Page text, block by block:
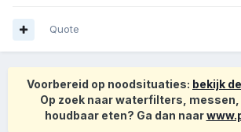
Quote
Voorbereid op noodsituaties: bekijk
Op zoek naar waterfilters,
houdbaar eten? Ga dan naar